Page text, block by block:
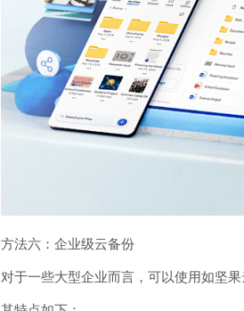
方法六：企业级云备份
对于一些大型企业而言，可以使用如坚